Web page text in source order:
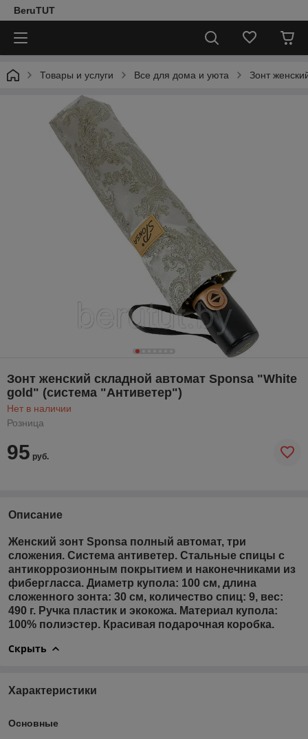
BeruTUT
Товары и услуги Все для дома и уюта Зонт
Зонт женский складной автомат Sponsa "White
gold" (система "Антиветер")
Нет в наличии
Розница
95 руб.
Описание
Женский зонт Sponsa полный автомат, три
сложения. Система антиветер. Стальные спицы с
антикоррозионным покрытием и наконечниками из
фибергласса. Диаметр купола: 100 см, длина
сложенного зонта: 30 см, количество спиц: 9, вес:
490 г. Ручка пластик и экокожа. Материал купола:
100% полиэстер. Красивая подарочная коробка.
Скрыть
Характеристики
Основные